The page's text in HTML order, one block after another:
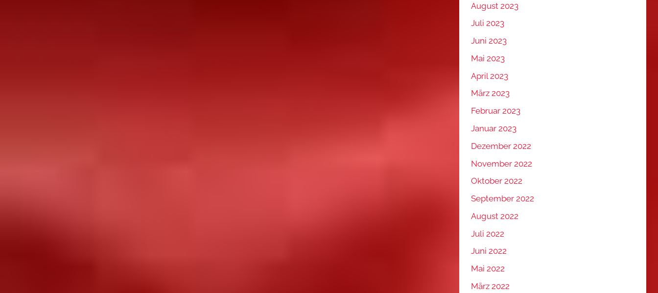
August 2023
Juli 2023
Juni 2023
Mai 2023
April 2023
März 2023
Februar 2023
Januar 2023
Dezember 2022
November 2022
Oktober 2022
September 2022
August 2022
Juli 2022
Juni 2022
Mai 2022
März 2022